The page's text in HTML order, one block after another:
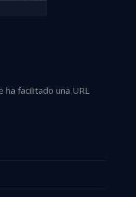
ha facilitado una URL